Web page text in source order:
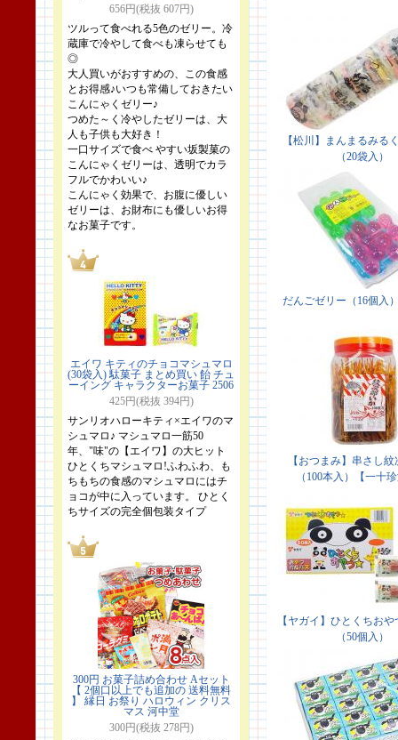
656円(税抜 607円)
ツルって食べれる5色のゼリー。冷
蔵庫で冷やして食べも凍らせても
◎
大人買いがおすすめの、この食感
とお得感♪いつも常備しておきたい
こんにゃくゼリー♪
つめた～く冷やしたゼリーは、大
人も子供も大好き！
一口サイズで食べ やすい坂製菓の
こんにゃくゼリーは、透明でカラ
フルでかわいい♪
こんにゃく効果で、お腹に優しい
ゼリーは、お財布にも優しいお得
なお菓子です。
エイワ キティのチョコマシュマロ
(30袋入) 駄菓子 まとめ買い 飴 チュ
ーイング キャラクターお菓子 2506
425円(税抜 394円)
サンリオハローキティ×エイワのマ
シュマロ♪ マシュマロ一筋50
年、"味"の【エイワ】の大ヒット
ひとくちマシュマロ!ふわふわ、も
ちもちの食感のマシュマロにはチ
ョコが中に入っています。 ひとく
ちサイズの完全個包装タイプ
300円 お菓子詰め合わせ Aセット
【 2個口以上でも追加の 送料無料
】 縁日 お祭り ハロウィン クリス
マス 河中堂
300円(税抜 278円)